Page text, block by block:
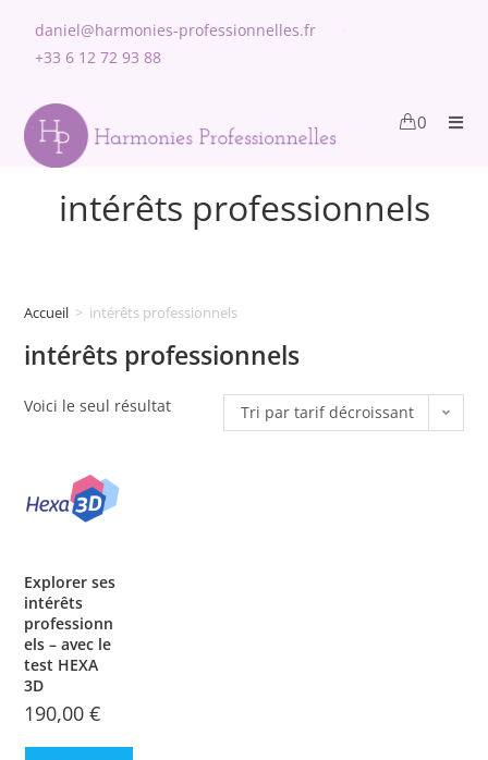
daniel@harmonies-professionnelles.fr
+33 6 12 72 93 88
0
intérêts professionnels
Accueil > intérêts professionnels
intérêts professionnels
Voici le seul résultat Tri par tarif décroissant
Explorer ses
intérêts
professionn
els – avec le
test HEXA
3D
190,00€